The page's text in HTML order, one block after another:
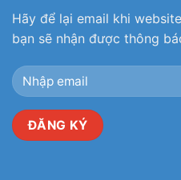
Hãy để lại email khi
bạn sẽ nhận được thông